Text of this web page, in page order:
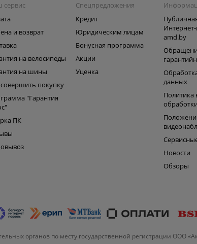
сервис
и возврат
на велосипеды
на шины
покупку
"Гарантия
ПК
Спецпредложения
Кредит
Юридическим лицам
Бонусная программа
Акции
Уценка
amd.by
данных
Политика
Новости
Обзоры
органов по месту государственной регистрации ООО